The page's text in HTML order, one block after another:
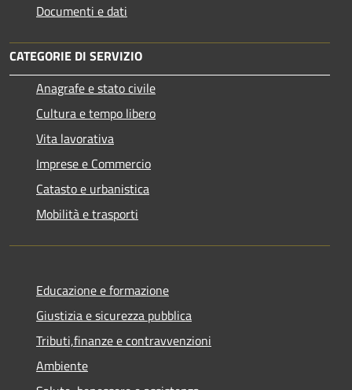
Documenti e dati
CATEGORIE DI SERVIZIO
Anagrafe e stato civile
Cultura e tempo libero
Vita lavorativa
Imprese e Commercio
Catasto e urbanistica
Mobilità e trasporti
Educazione e formazione
Giustizia e sicurezza pubblica
Tributi,finanze e contravvenzioni
Ambiente